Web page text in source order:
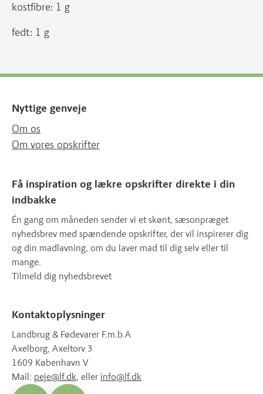
kostfibre: 1 g
fedt: 1 g
Nyttige genveje
Om os
Om vores opskrifter
Få inspiration og lækre opskrifter direkte i din
indbakke
Én gang om måneden sender vi et skønt, sæsonpræget
nyhedsbrev med spændende opskrifter, der vil inspirerer dig
og din madlavning, om du laver mad til dig selv eller til
mange.
Tilmeld dig nyhedsbrevet
Kontaktoplysninger
Landbrug & Fødevarer F.m.b.A
Axelborg, Axeltorv 3
1609 København V
Mail: peje@lf.dk, eller info@lf.dk